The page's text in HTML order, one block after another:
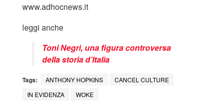
www.adhocnews.it
leggi anche
Toni Negri, una figura controversa
della storia d’Italia
Tags: ANTHONY HOPKINS
CANCEL CULTURE
IN EVIDENZA
WOKE